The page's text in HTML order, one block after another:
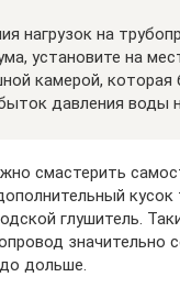
нагрузок на
установите на
камерой, которая
давления воды
смастерить
кусок
глушитель.
значительно
дольше.